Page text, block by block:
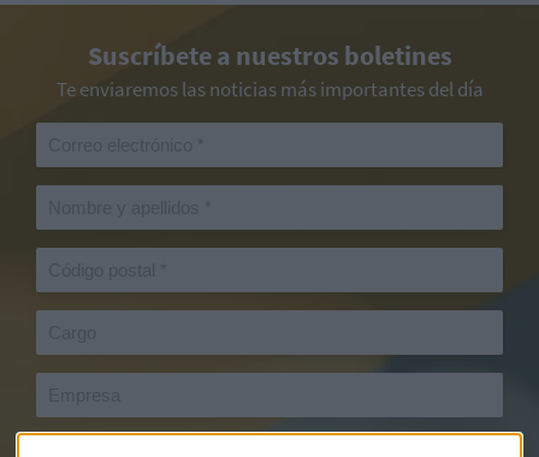
Suscríbete a nuestros boletines
Te enviaremos las noticias más importantes del día